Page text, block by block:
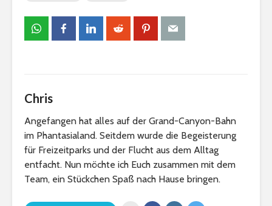
Chris
Angefangen hat alles auf der Grand-Canyon-Bahn
im Phantasialand. Seitdem wurde die Begeisterung
für Freizeitparks und der Flucht aus dem Alltag
entfacht. Nun möchte ich Euch zusammen mit dem
Team, ein Stückchen Spaß nach Hause bringen.